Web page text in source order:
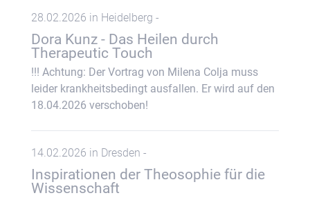
28.02.2026 in Heidelberg -
Dora Kunz - Das Heilen durch
Therapeutic Touch
!!! Achtung: Der Vortrag von Milena Colja muss
leider krankheitsbedingt ausfallen. Er wird auf den
18.04.2026 verschoben!
14.02.2026 in Dresden -
Inspirationen der Theosophie für die
Wissenschaft